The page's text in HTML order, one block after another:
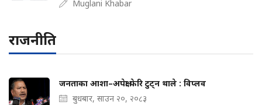
Muglani Khabar
राजनीति
जनताका आशा–अपेक्षा फेरि टुट्न थाले : विप्लव
बुधबार, साउन २०, २०८३